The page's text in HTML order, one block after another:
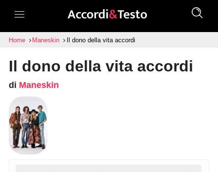
Home Maneskin Il dono della vita accordi
Il dono della vita accordi
di Maneskin